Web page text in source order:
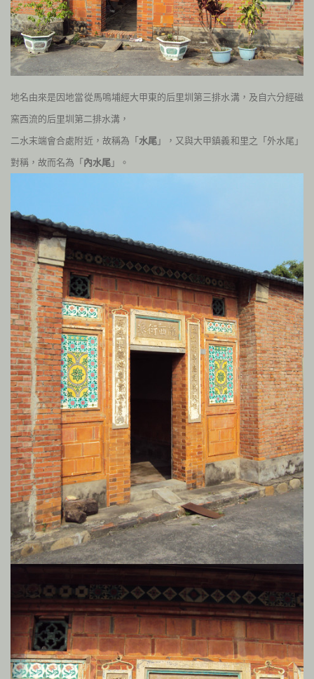
地名由來是因地當從馬鳴埔經大甲東的后里圳第三排水溝，及自六分經磁
窯西流的后里圳第二排水溝，
二水末端會合處附近，故稱為「水尾 」，又與大甲鎮義和里之「外水尾」
對稱，故而名為「內水尾 」。